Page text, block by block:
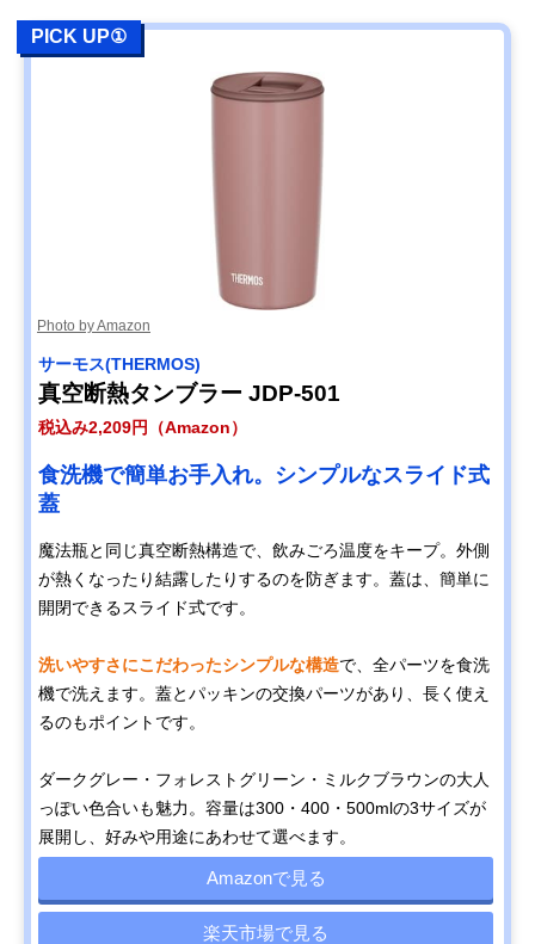
Amazonで見る
Fressko カミノ タ
ンブラー 340ml ス
テイクアウトでス
タイリッシュにコ
Amazonで見る
タ付き保温タンブ
豆から淹れる本格
コーヒーをタンブ
ラーで堪能
Amazonで見る
KINTO(キントー)
トラベルタンブラ
ー 500ml
Amazonで見る
リムクエンチャー
0.6L
Amazonで見る
アイリスオーヤマ
(IRIS OHYAMA)
ラー トラベラーリ
TLT350
ミニマルなデザイ
‎Francfranc スイー
ザイン
Amazonで見る
POKETLE(ポケト
ル) ビードロ 330
いつもの飲み物が
おしゃれに見える
ガラス製
直径8×高さ
Amazonで見る
カ
(DEAN&DELUCA)
お家でカフェ気
分。使いやすいコ
ンパクトサイズ
高さ12.2cm・約
PICK UP①
Photo by Amazon
サーモス(THERMOS)
真空断熱タンブラー JDP-501
税込み2,209円（Amazon）
食洗機で簡単お手入れ。シンプルなスライド式
蓋
魔法瓶と同じ真空断熱構造で、飲みごろ温度をキープ。外側
が熱くなったり結露したりするのを防ぎます。蓋は、簡単に
開閉できるスライド式です。
洗いやすさにこだわったシンプルな構造で、全パーツを食洗
機で洗えます。蓋とパッキンの交換パーツがあり、長く使え
るのもポイントです。
ダークグレー・フォレストグリーン・ミルクブラウンの大人
っぽい色合いも魅力。容量は300・400・500mlの3サイズが
展開し、好みや用途にあわせて選べます。
Amazonで見る
楽天市場で見る